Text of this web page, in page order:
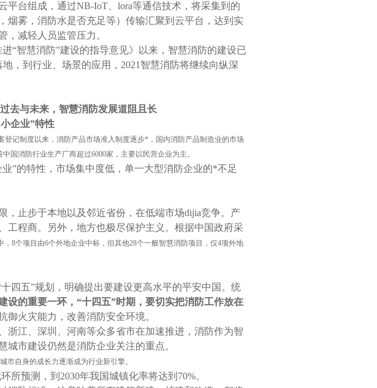
平台组成，通过NB-IoT lora等通信技术，将采集到的
烟雾，消防水是否充足等）传输汇聚到云平台，达到实
，减轻人员监管压力。
“智慧消防”建设的指导意见》以来，智慧消防的建设已
，到行业、场景的应用， 2021 智慧消防将继续向纵深
去与未来，智慧消防发展道阻且长
企业”特性
登记制度以来，消防产品市场准入制度逐步*，国内消防产品制造业的市场
国消防行业生产厂商超过6000家，主要以民营企业为主。
”的特性，市场集中度低，单一大型消防企业的*不足
，止步于本地以及邻近省份，在低端市场dijia竞争。产
工程商。另外，地方也极尽保护主义。根据中国政府采
， 8个项目由6个外地企业中标，但其他28个一般智慧消防项目，仅4项外地
四五”规划，明确提出要建设更高水平的平安中国。统
设的重要一环，“十四五”时期，要切实把消防工作放在
御火灾能力，改善消防安全环境。
浙江、深圳、河南等众多省市在加速推进，消防作为智
城市建设仍然是消防企业关注的重点。
市自身的成长力逐渐成为行业新引擎。
环所预测，到 2030年我国城镇化率将达到 70%。